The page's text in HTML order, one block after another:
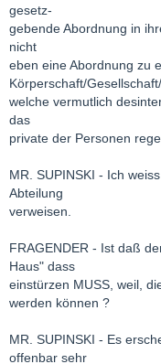
gesetz-
gebende Abordnung in
nicht
eben eine Abordnung zu
Körperschaft/
welche vermutlich
das
private der Personen
MR. SUPINSKI - Ich
Abteilung
verweisen.
FRAGENDER - Ist daß
Haus" dass
einstürzen MUSS, weil,
werden können ?
MR. SUPINSKI - Es
offenbar sehr